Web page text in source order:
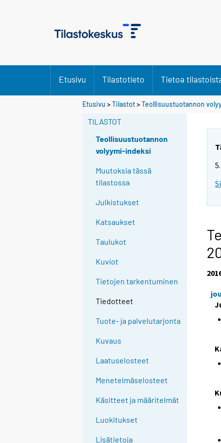
Etusivu Tilastotieto Tietoa
Etusivu >Tilastot>Teollisuustuotannon
TILASTOT
Teollisuustuotannon
volyymi-indeksi
Muutoksia tässä
tilastossa
Julkistukset
Katsaukset
Taulukot
Kuviot
Tietojen tarkentuminen
Tiedotteet
Tuote- ja palvelutarjonta
Kuvaus
Laatuselosteet
Menetelmäselosteet
Käsitteet ja määritelmät
Luokitukset
Lisätietoja